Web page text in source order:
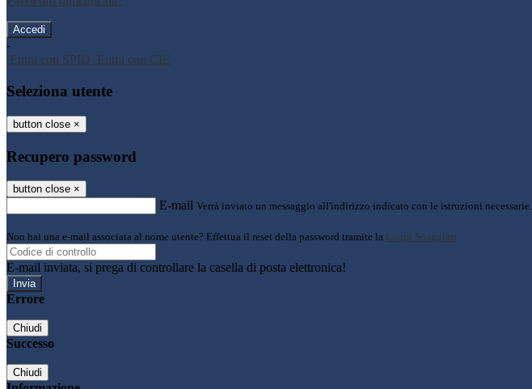
-
Entra con SPID Entra con CIE
Seleziona utente
button close ×
Recupero password
button close ×
E-mail Verrà inviato un messaggio all'indirizzo indicato con le istruzioni necessarie.
Non hai una e-mail associata al nome utente? Effettua il reset della password tramite la Login Spaggiari
E-mail inviata, si prega di controllare la casella di posta elettronica!
Errore
Chiudi
Successo
Chiudi